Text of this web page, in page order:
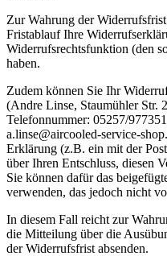
Zur Wahrung der
Fristablauf Ihre
Widerrufsrechtsfunktion (den
haben.
Zudem können Sie Ihr
(Andre Linse, Staumühler Str.
Telefonnummer: 05257/
a.linse@aircooled-service-
Erklärung (z.B. ein mit der
über Ihren Entschluss, diesen
Sie können dafür das
verwenden, das jedoch nicht
In diesem Fall reicht zur
die Mitteilung über die
der Widerrufsfrist absenden.